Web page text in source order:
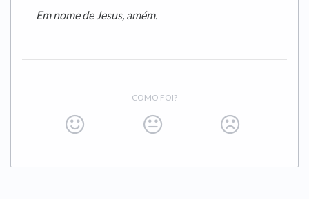
Em nome de Jesus, amém.
COMO FOI?